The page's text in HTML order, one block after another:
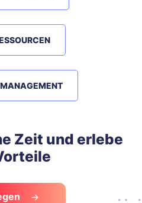
Zeit und erlebe